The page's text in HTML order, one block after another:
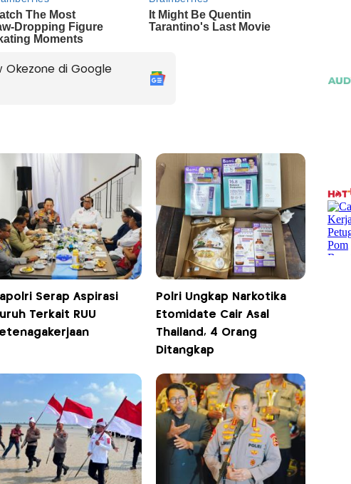
Okezone di Google
Serap Aspirasi
Terkait RUU
Polri Ungkap Narkotika
Etomidate Cair Asal
Thailand, 4 Orang
Ditangkap